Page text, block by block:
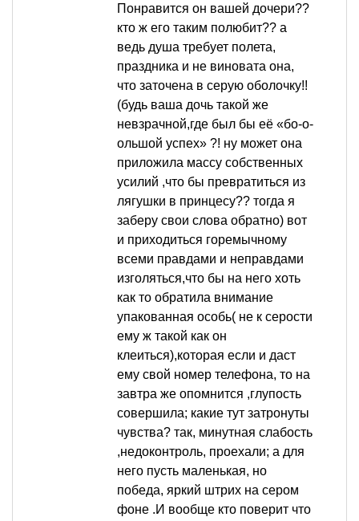
Понравится он вашей дочери??
кто ж его таким полюбит?? а
ведь душа требует полета,
праздника и не виновата она,
что заточена в серую оболочку!!
(будь ваша дочь такой же
невзрачной,где был бы её «бо-о-
ольшой успех» ?! ну может она
приложила массу собственных
усилий ,что бы превратиться из
лягушки в принцесу?? тогда я
заберу свои слова обратно) вот
и приходиться горемычному
всеми правдами и неправдами
изголяться,что бы на него хоть
как то обратила внимание
упакованная особь( не к серости
ему ж такой как он
клеиться),которая если и даст
ему свой номер телефона, то на
завтра же опомнится ,глупость
совершила; какие тут затронуты
чувства? так, минутная слабость
,недоконтроль, проехали; а для
него пусть маленькая, но
победа, яркий штрих на сером
фоне .И вообще кто поверит что